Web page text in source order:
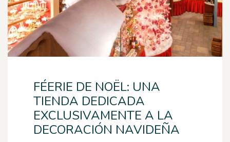
FÉERIE DE NOËL: UNA
TIENDA DEDICADA
EXCLUSIVAMENTE A LA
DECORACIÓN NAVIDEÑA